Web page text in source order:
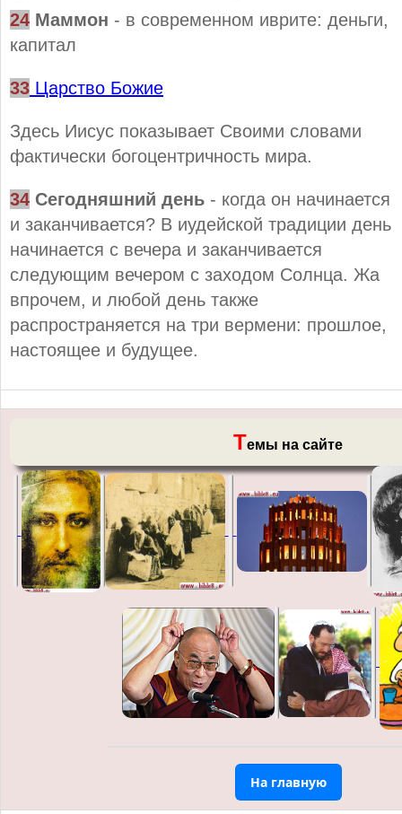
24 Маммон - в современном иврите: деньги,
капитал
33 Царство Божие
Здесь Иисус показывает Своими словами
фактически богоцентричность мира.
34 Сегодняшний день - когда он начинается
и заканчивается? В иудейской традиции день
начинается с вечера и заканчивается
следующим вечером с заходом Солнца. Жа
впрочем, и любой день также
распространяется на три вермени: прошлое,
настоящее и будущее.
Темы на сайте
На главную